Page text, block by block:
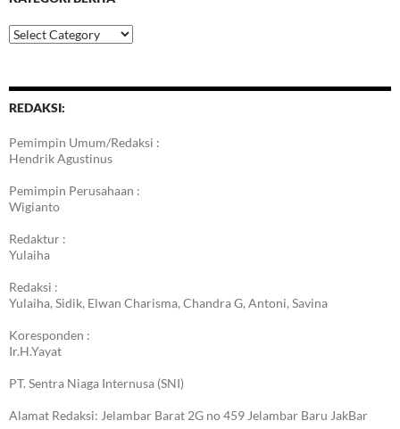
Kategori
Berita
REDAKSI:
Pemimpin Umum/Redaksi :
Hendrik Agustinus
Pemimpin Perusahaan :
Wigianto
Redaktur :
Yulaiha
Redaksi :
Yulaiha, Sidik, Elwan Charisma, Chandra G, Antoni, Savina
Koresponden :
Ir.H.Yayat
PT. Sentra Niaga Internusa (SNI)
Alamat Redaksi: Jelambar Barat 2G no 459 Jelambar Baru JakBar